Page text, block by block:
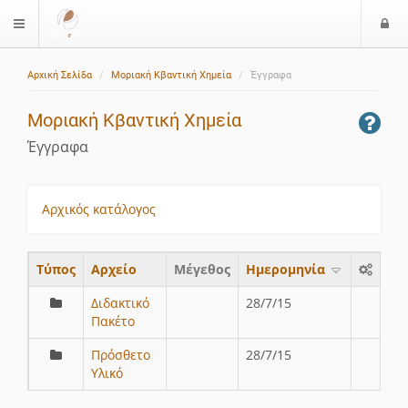
$langMenu
Αρχική Σελίδα Μοριακή Κβαντική Χημεία Έγγραφα
Μοριακή Κβαντική Χημεία
Έγγραφα
Αρχικός κατάλογος
Τύπος Aρχείο Μέγεθος
Ημερομηνία
Διδακτικό
Πακέτο
28/7/15
Πρόσθετο
Υλικό
28/7/15